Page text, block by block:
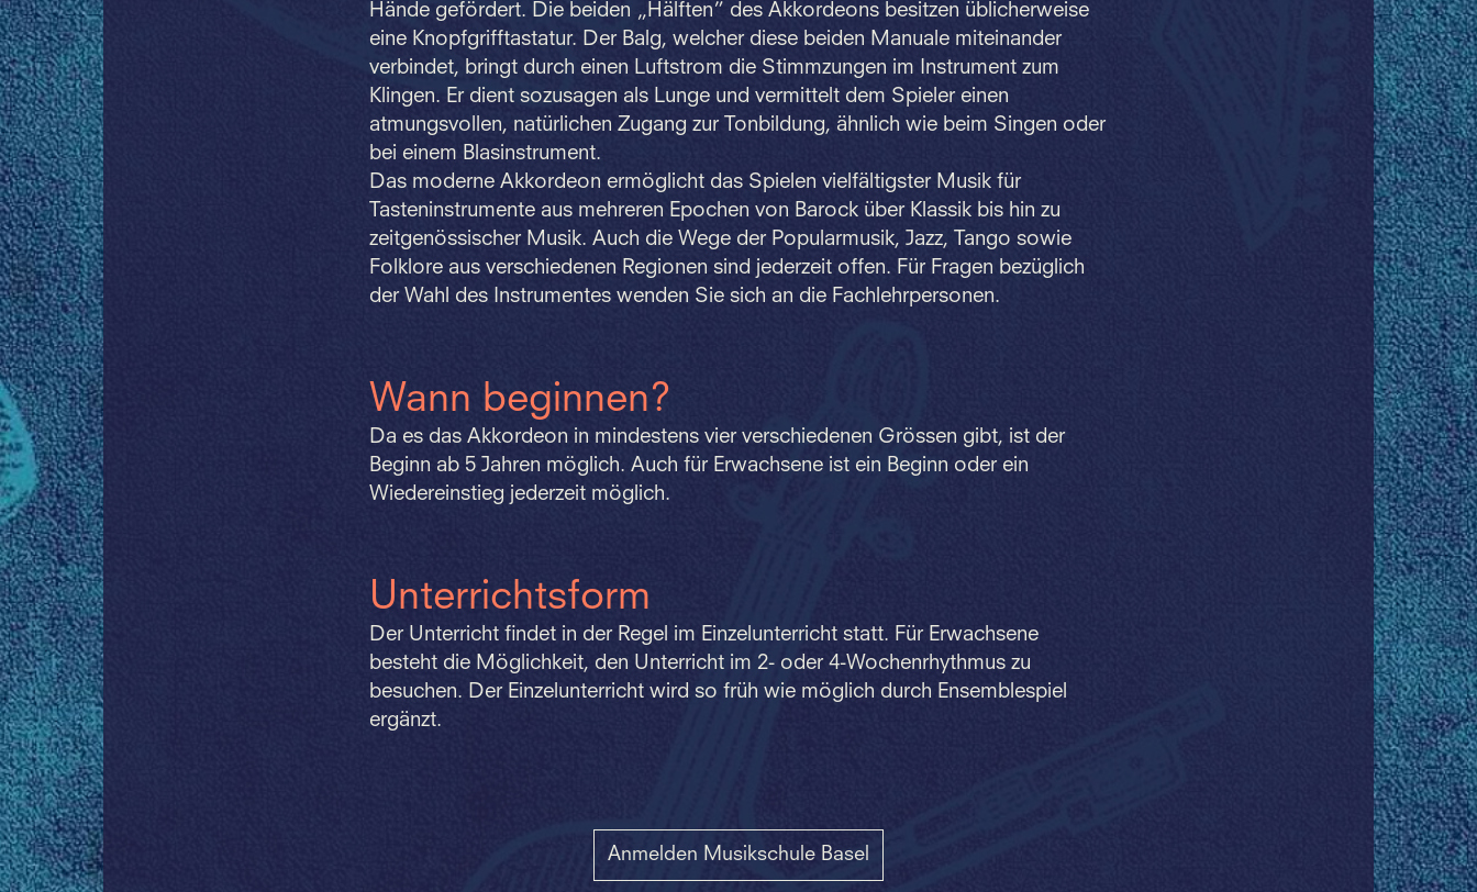
Hände gefördert. Die beiden „Hälften” des Akkordeons besitzen üblicherweise
eine Knopfgrifftastatur. Der Balg, welcher diese beiden Manuale miteinander
verbindet, bringt durch einen Luftstrom die Stimmzungen im Instrument zum
Klingen. Er dient sozusagen als Lunge und vermittelt dem Spieler einen
atmungsvollen, natürlichen Zugang zur Tonbildung, ähnlich wie beim Singen oder
bei einem Blasinstrument.
Das moderne Akkordeon ermöglicht das Spielen vielfältigster Musik für
Tasteninstrumente aus mehreren Epochen von Barock über Klassik bis hin zu
zeitgenössischer Musik. Auch die Wege der Popularmusik, Jazz, Tango sowie
Folklore aus verschiedenen Regionen sind jederzeit offen. Für Fragen bezüglich
der Wahl des Instrumentes wenden Sie sich an die Fachlehrpersonen.
Wann beginnen?
Da es das Akkordeon in mindestens vier verschiedenen Grössen gibt, ist der
Beginn ab 5 Jahren möglich. Auch für Erwachsene ist ein Beginn oder ein
Wiedereinstieg jederzeit möglich.
Unterrichtsform
Der Unterricht findet in der Regel im Einzelunterricht statt. Für Erwachsene
besteht die Möglichkeit, den Unterricht im 2- oder 4-Wochenrhythmus zu
besuchen. Der Einzelunterricht wird so früh wie möglich durch Ensemblespiel
ergänzt.
Anmelden Musikschule Basel